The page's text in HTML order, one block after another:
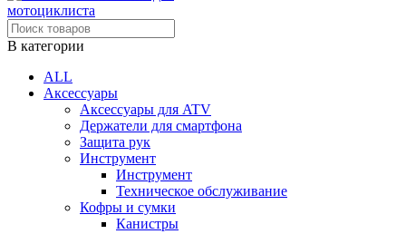
В категории
ALL
Аксессуары
Аксессуары для ATV
Держатели для смартфона
Защита рук
Инструмент
Инструмент
Техническое обслуживание
Кофры и сумки
Канистры